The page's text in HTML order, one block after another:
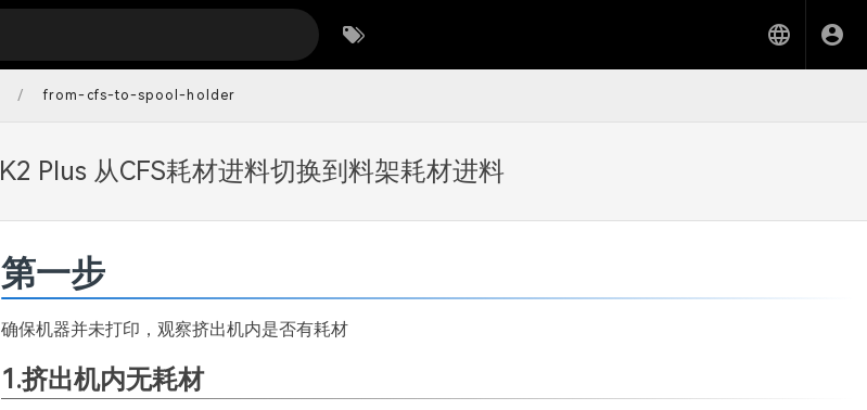
/ from-cfs-to-spool-holder
K2 Plus 从CFS耗材进料切换到料架耗材进料
第一步
确保机器并未打印，观察挤出机内是否有耗材
1.挤出机内无耗材